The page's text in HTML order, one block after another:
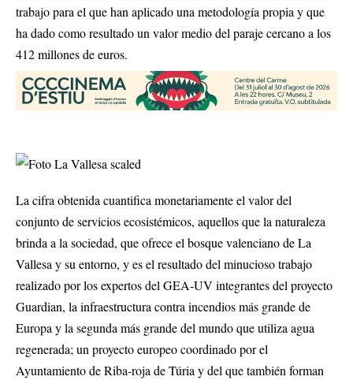
trabajo para el que han aplicado una metodología propia y que
ha dado como resultado un valor medio del paraje cercano a los
412 millones de euros.
La cifra obtenida cuantifica monetariamente el valor del
conjunto de servicios ecosistémicos, aquellos que la naturaleza
brinda a la sociedad, que ofrece el bosque valenciano de La
Vallesa y su entorno, y es el resultado del minucioso trabajo
realizado por los expertos del GEA-UV integrantes del proyecto
Guardian, la infraestructura contra incendios más grande de
Europa y la segunda más grande del mundo que utiliza agua
regenerada; un proyecto europeo coordinado por el
Ayuntamiento de Riba-roja de Túria y del que también forman